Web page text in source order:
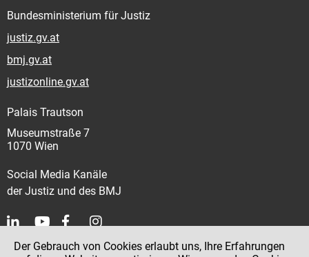
Bundesministerium für Justiz
justiz.gv.at
bmj.gv.at
justizonline.gv.at
Palais Trautson
Museumstraße 7
1070 Wien
Social Media Kanäle
der Justiz und des BMJ
Kontakt
Der Gebrauch von Cookies erlaubt uns, Ihre Erfahrungen